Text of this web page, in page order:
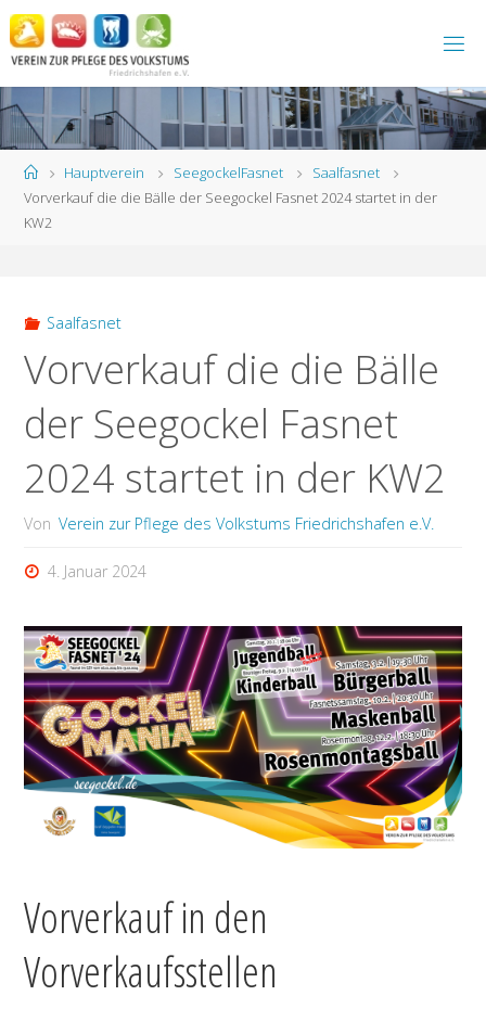
Zum
Inhalt
springen
StartHauptverein SeegockelFasnet
Saalfasnet
Vorverkauf die die Bälle der Seegockel Fasnet 2024 startet in der
KW2
Saalfasnet
Vorverkauf die die Bälle
der Seegockel Fasnet
2024 startet in der KW2
Von Verein zur Pflege des Volkstums Friedrichshafen e.V.
4. Januar 2024
Vorverkauf in den
Vorverkaufsstellen